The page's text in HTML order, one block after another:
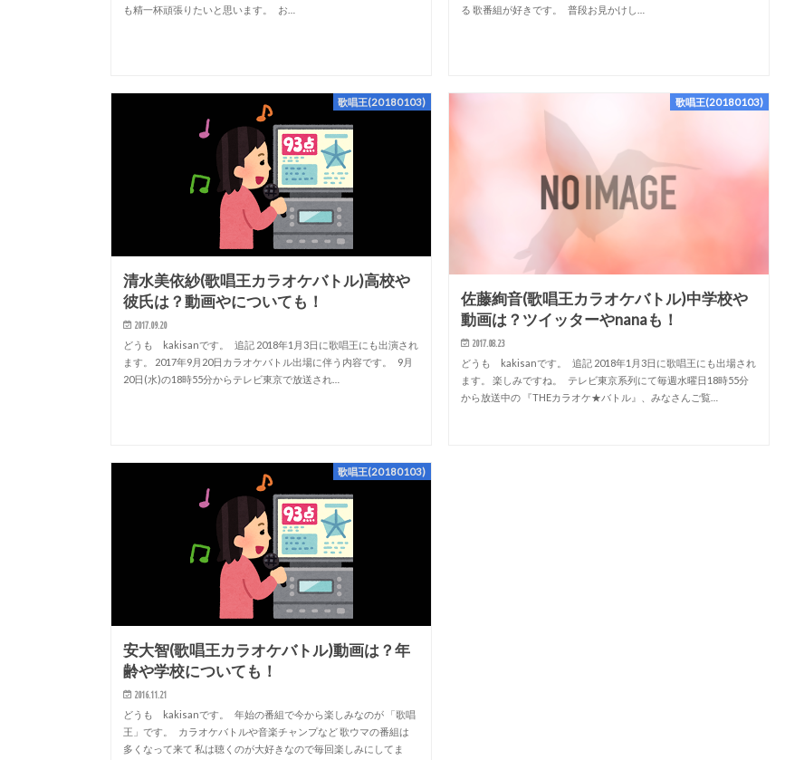
も精一杯頑張りたいと思います。 お…
る 歌番組が好きです。 普段お見かけし…
歌唱王(20180103)
清水美依紗(歌唱王カラオケバトル)高校や
彼氏は？動画やについても！
2017.09.20
どうも kakisanです。 追記 2018年1月3日に歌唱王にも出演され
ます。 2017年9月20日カラオケバトル出場に伴う内容です。 9月
20日(水)の18時55分からテレビ東京で放送され…
歌唱王(20180103)
佐藤絢音(歌唱王カラオケバトル)中学校や
動画は？ツイッターやnanaも！
2017.08.23
どうも kakisanです。 追記 2018年1月3日に歌唱王にも出場され
ます。 楽しみですね。 テレビ東京系列にて毎週水曜日18時55分
から放送中の 『THEカラオケ★バトル』、みなさんご覧…
歌唱王(20180103)
安大智(歌唱王カラオケバトル)動画は？年
齢や学校についても！
2016.11.21
どうも kakisanです。 年始の番組で今から楽しみなのが 「歌唱
王」です。 カラオケバトルや音楽チャンプなど 歌ウマの番組は
多くなって来て 私は聴くのが大好きなので毎回楽しみにしてま